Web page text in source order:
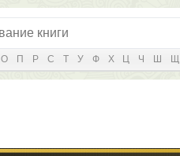
О П Р С Т У Ф Х Ц Ч Ш Щ